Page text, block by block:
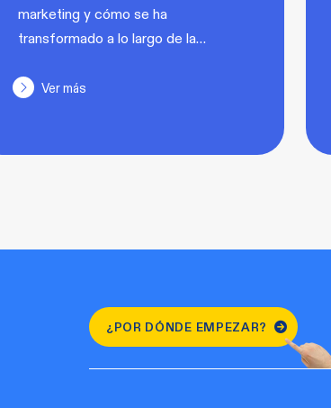
marketing y cómo se ha
transformado a lo largo de la…
Ver más
¿POR DÓNDE EMPEZAR?